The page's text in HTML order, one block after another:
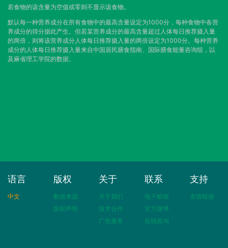
若食物的该含量为空值或零则不显示该食物。
默认每一种营养成分在所有食物中的最高含量设定为1000分，每种食物中各营
养成分的得分据此产生。但若某营养成分的最高含量超过人体每日推荐摄入量
的两倍，则将该营养成分人体每日推荐摄入量的两倍设定为1000分。每种营养
成分的人体每日推荐摄入量来自中国居民膳食指南、国际膳食能量咨询组，以
及麻省理工学院的数据。
语言
中文
版权
数据来源
版权声明
关于
关于我们
技术合作
广告服务
联系
电子邮箱
官方微博
在线咨询
支持
友情链接